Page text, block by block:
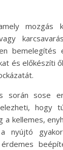
mozgás
és előkészíti
során sose
hogy
kellemes,
nyújtó